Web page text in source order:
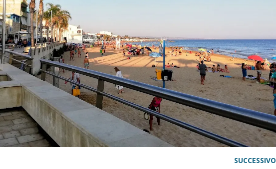
[ 17 Settembre 2023 ] Vendemmia con i bambini in Sicilia, dove andare?
DIDATTICHE
[ 19 Gennaio 2023 ] Visitare la Fiumara d’Arte con i bambini, quando la natura incontra l’arte
VIAGGI IN SICILIA
[ 20 Marzo 2022 ] Cosa fare in Sicilia con i bambini: mare, attività e tour a prova di famiglia
VIAGGI IN SICILIA
SUCCESSIVO